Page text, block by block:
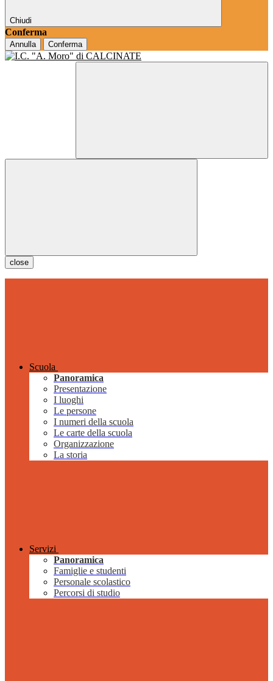
Chiudi
Conferma
Annulla Conferma
close
Scuola
Panoramica
Presentazione
I luoghi
Le persone
I numeri della scuola
Le carte della scuola
Organizzazione
La storia
Servizi
Panoramica
Famiglie e studenti
Personale scolastico
Percorsi di studio